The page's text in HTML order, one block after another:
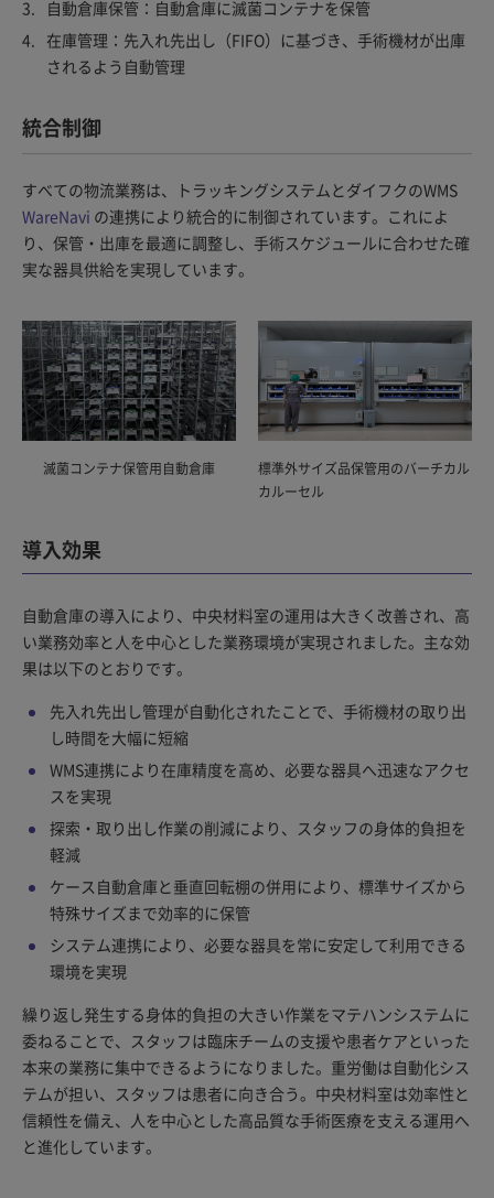
自動倉庫保管：自動倉庫に滅菌コンテナを保管
在庫管理：先入れ先出し（FIFO）に基づき、手術機材が出庫
されるよう自動管理
統合制御
すべての物流業務は、トラッキングシステムとダイフクのWMS
WareNavi の連携により統合的に制御されています。これによ
り、保管・出庫を最適に調整し、手術スケジュールに合わせた確
実な器具供給を実現しています。
滅菌コンテナ保管用自動倉庫
標準外サイズ品保管用のバーチカル
カルーセル
導入効果
自動倉庫の導入により、中央材料室の運用は大きく改善され、高
い業務効率と人を中心とした業務環境が実現されました。主な効
果は以下のとおりです。
先入れ先出し管理が自動化されたことで、手術機材の取り出
し時間を大幅に短縮
WMS連携により在庫精度を高め、必要な器具へ迅速なアクセ
スを実現
探索・取り出し作業の削減により、スタッフの身体的負担を
軽減
ケース自動倉庫と垂直回転棚の併用により、標準サイズから
特殊サイズまで効率的に保管
システム連携により、必要な器具を常に安定して利用できる
環境を実現
繰り返し発生する身体的負担の大きい作業をマテハンシステムに
委ねることで、スタッフは臨床チームの支援や患者ケアといった
本来の業務に集中できるようになりました。重労働は自動化シス
テムが担い、スタッフは患者に向き合う。中央材料室は効率性と
信頼性を備え、人を中心とした高品質な手術医療を支える運用へ
と進化しています。